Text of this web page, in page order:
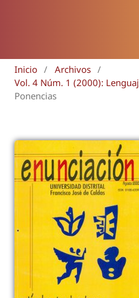
Inicio / Archivos /
Vol. 4 Núm. 1 (2000):
Ponencias